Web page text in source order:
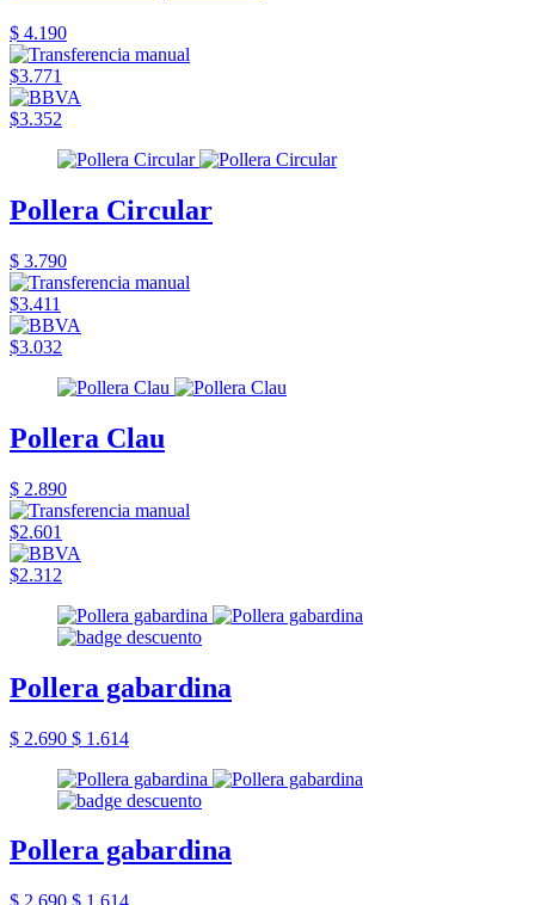
$ 4.190
$3.771
$3.352
Pollera Circular
$ 3.790
$3.411
$3.032
Pollera Clau
$ 2.890
$2.601
$2.312
Pollera gabardina
$ 2.690 $ 1.614
Pollera gabardina